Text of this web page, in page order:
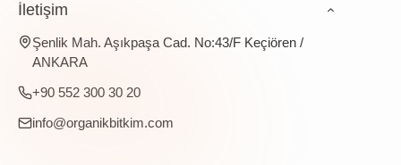
İletişim
Şenlik Mah. Aşıkpaşa Cad. No:43/F Keçiören /
ANKARA
+90 552 300 30 20
info@organikbitkim.com